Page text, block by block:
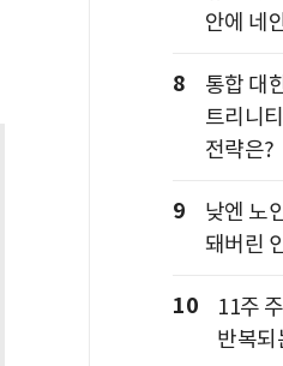
안에 네
8
통합 대
트리니
전략은?
9
낮엔 노
돼버린
10
11주
반복되